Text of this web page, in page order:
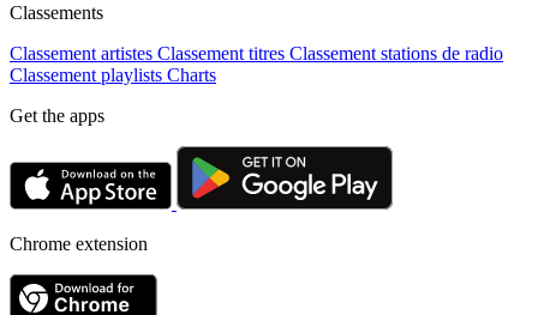
Classements
Classement artistes Classement titres Classement stations de radio
Classement playlists Charts
Get the apps
Chrome extension